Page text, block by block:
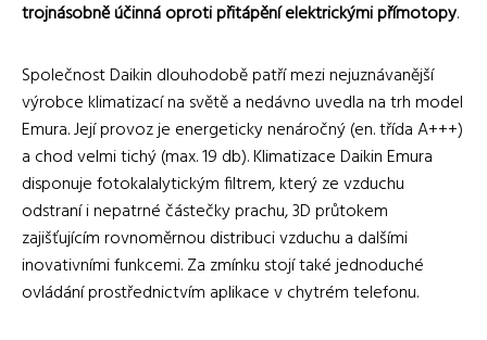
trojnásobně účinná oproti přitápění elektrickými přímotopy.
Společnost Daikin dlouhodobě patří mezi nejuznávanější
výrobce klimatizací na světě a nedávno uvedla na trh model
Emura. Její provoz je energeticky nenáročný (en. třída A+++)
a chod velmi tichý (max. 19 db). Klimatizace Daikin Emura
disponuje fotokalalytickým filtrem, který ze vzduchu
odstraní i nepatrné částečky prachu, 3D průtokem
zajišťujícím rovnoměrnou distribuci vzduchu a dalšími
inovativními funkcemi. Za zmínku stojí také jednoduché
ovládání prostřednictvím aplikace v chytrém telefonu.